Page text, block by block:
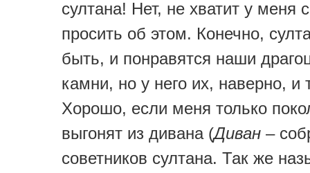
султана! Нет, не хватит у меня
просить об этом. Конечно,
быть, и понравятся наши
камни, но у него их, наверно, и
Хорошо, если меня только
выгонят из дивана (Диван –
советников султана. Так же